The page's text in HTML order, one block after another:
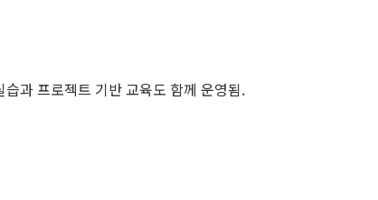
과 프로젝트 기반 교육도 함께 운영됨.